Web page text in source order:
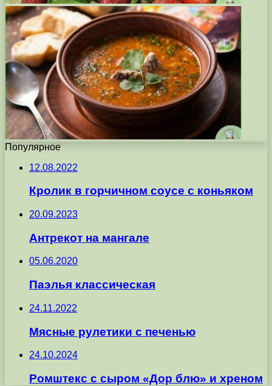
Популярное
12.08.2022
Кролик в горчичном соусе с коньяком
20.09.2023
Антрекот на мангале
05.06.2020
Паэлья классическая
24.11.2022
Мясные рулетики с печенью
24.10.2024
Ромштекс с сыром «Дор блю» и хреном